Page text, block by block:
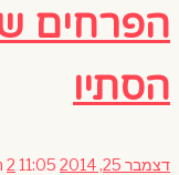
הפרחים
הסתיו
דצמבר 25, 2014 11:05 pm 2 תגובות